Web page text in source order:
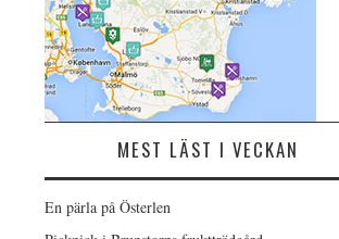
MEST LÄST I VECKAN
En pärla på Österlen